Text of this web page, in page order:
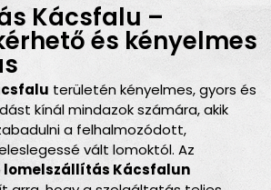
Kácsfalu –
és kényelmes
területén kényelmes, gyors és
kínál mindazok számára, akik
a felhalmozódott,
vált lomoktól. Az
lomelszállítás Kácsfalun